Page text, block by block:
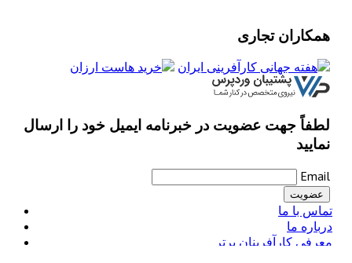
همکاران تجاری
لطفاً جهت عضویت در خبرنامه ایمیل خود را ارسال
نمایید
Email
تماس با ما
درباره ما
معرفی کارآفرینان برتر